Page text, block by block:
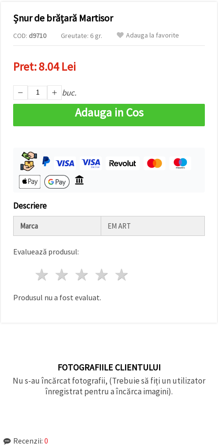
site!" Sau să
vă indicați
în setări
selectând
cookie -uri
dat și
pe butonul
"Salvați"
Șnur de brățară Martisor
COD: d9710 Greutate: 6 gr. Adauga la favorite
Pret:8.04 Lei
buc.
Adauga in Cos
Descriere
Marca EM ART
Evaluează produsul:
4 stele
3 stele
2 stele
1 stea
Produsul nu a fost evaluat.
FOTOGRAFIILE CLIENTULUI
Nu s-au încărcat fotografii, (Trebuie să fiți un utilizator
înregistrat pentru a încărca imagini).
Recenzii: 0